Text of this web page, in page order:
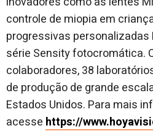
controle de miopia em
progressivas personalizadas
série Sensity fotocromática.
colaboradores, 38
de produção de grande
Estados Unidos. Para mais
acesse https://